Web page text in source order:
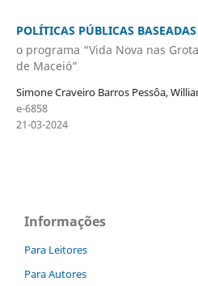
POLÍTICAS PÚBLICAS
o programa “Vida Nova nas
de Maceió”
Simone Craveiro Barros Pessôa,
e-6858
21-03-2024
Informações
Para Leitores
Para Autores